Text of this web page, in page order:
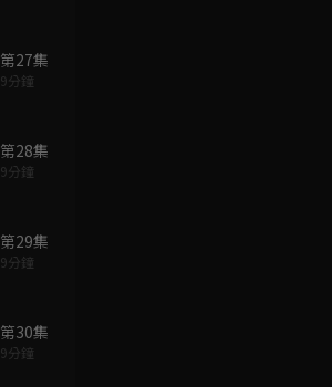
第27集
9分鐘
第28集
9分鐘
第29集
9分鐘
第30集
9分鐘